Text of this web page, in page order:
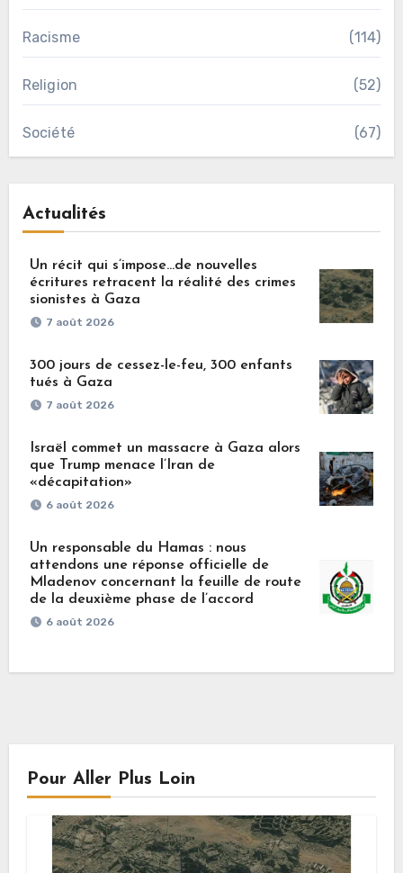
Racisme (114)
Religion (52)
Société (67)
Actualités
Un récit qui s’impose…de nouvelles
écritures retracent la réalité des crimes
sionistes à Gaza
7 août 2026
300 jours de cessez-le-feu, 300 enfants
tués à Gaza
7 août 2026
Israël commet un massacre à Gaza alors
que Trump menace l’Iran de
«décapitation»
6 août 2026
Un responsable du Hamas : nous
attendons une réponse officielle de
Mladenov concernant la feuille de route
de la deuxième phase de l’accord
6 août 2026
Pour Aller Plus Loin